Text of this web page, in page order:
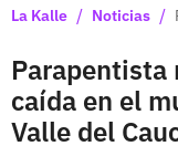
La Kalle / Noticias /
Parapentista
caída en el
Valle del